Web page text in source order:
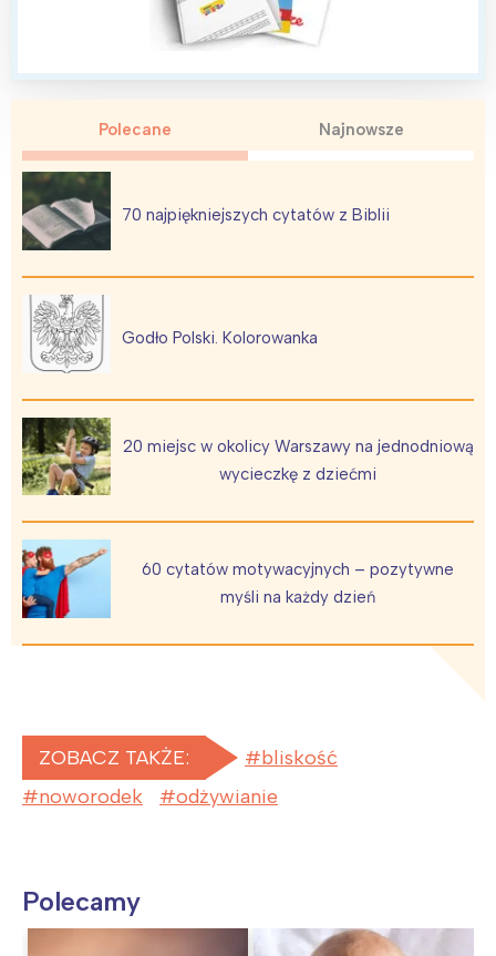
Polecane Najnowsze
70 najpiękniejszych cytatów z Biblii
Godło Polski. Kolorowanka
20 miejsc w okolicy Warszawy na jednodniową
wycieczkę z dziećmi
60 cytatów motywacyjnych – pozytywne
myśli na każdy dzień
ZOBACZ TAKŻE:
bliskość
noworodek
odżywianie
Polecamy